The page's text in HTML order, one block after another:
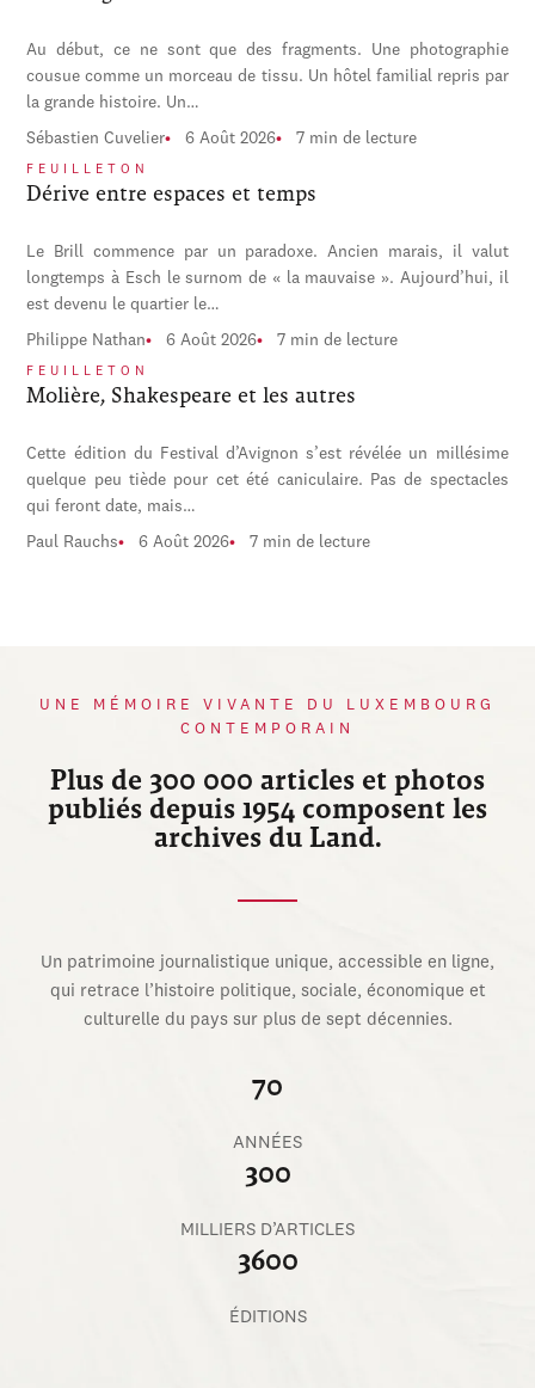
Au début, ce ne sont que des fragments. Une photographie
cousue comme un morceau de tissu. Un hôtel familial repris par
la grande histoire. Un…
Sébastien Cuvelier 6 Août 2026 7 min de lecture
FEUILLETON
Dérive entre espaces et temps
Le Brill commence par un paradoxe. Ancien marais, il valut
longtemps à Esch le surnom de « la mauvaise ». Aujourd’hui, il
est devenu le quartier le…
Philippe Nathan 6 Août 2026 7 min de lecture
FEUILLETON
Molière, Shakespeare et les autres
Cette édition du Festival d’Avignon s’est révélée un millésime
quelque peu tiède pour cet été caniculaire. Pas de spectacles
qui feront date, mais…
Paul Rauchs 6 Août 2026 7 min de lecture
UNE MÉMOIRE VIVANTE DU LUXEMBOURG
CONTEMPORAIN
Plus de 300 000 articles et photos
publiés depuis 1954 composent les
archives du Land.
Un patrimoine journalistique unique, accessible en ligne,
qui retrace l’histoire politique, sociale, économique et
culturelle du pays sur plus de sept décennies.
70
ANNÉES
300
MILLIERS D’ARTICLES
3600
ÉDITIONS